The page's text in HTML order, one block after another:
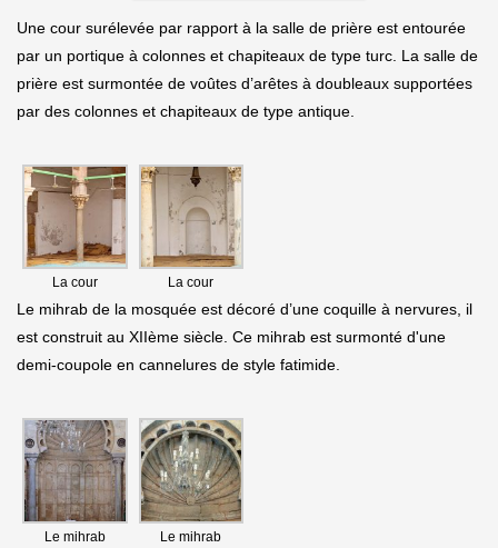
Une cour surélevée par rapport à la salle de prière est entourée
par un portique à colonnes et chapiteaux de type turc. La salle de
prière est surmontée de voûtes d’arêtes à doubleaux supportées
par des colonnes et chapiteaux de type antique.
La cour La cour
Le mihrab de la mosquée est décoré d’une coquille à nervures, il
est construit au XIIème siècle. Ce mihrab est surmonté d'une
demi-coupole en cannelures de style fatimide.
Le mihrab Le mihrab